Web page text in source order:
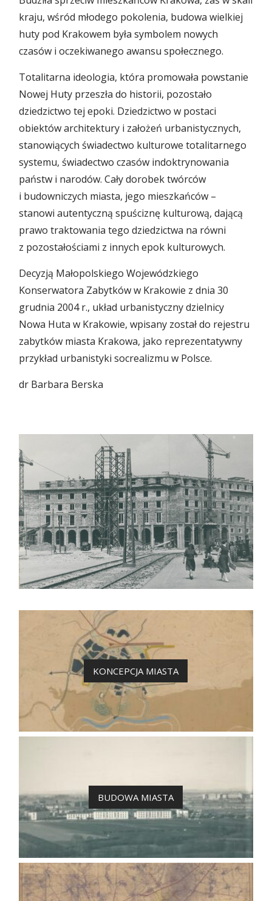
kraju, wśród młodego pokolenia, budowa wielkiej
huty pod Krakowem była symbolem nowych
czasów i oczekiwanego awansu społecznego.
Totalitarna ideologia, która promowała powstanie
Nowej Huty przeszła do historii, pozostało
dziedzictwo tej epoki. Dziedzictwo w postaci
obiektów architektury i założeń urbanistycznych,
stanowiących świadectwo kulturowe totalitarnego
systemu, świadectwo czasów indoktrynowania
państw i narodów. Cały dorobek twórców
i budowniczych miasta, jego mieszkańców –
stanowi autentyczną spuściznę kulturową, dającą
prawo traktowania tego dziedzictwa na równi
z pozostałościami z innych epok kulturowych.
Decyzją Małopolskiego Wojewódzkiego
Konserwatora Zabytków w Krakowie z dnia 30
grudnia 2004 r., układ urbanistyczny dzielnicy
Nowa Huta w Krakowie, wpisany został do rejestru
zabytków miasta Krakowa, jako reprezentatywny
przykład urbanistyki socrealizmu w Polsce.
dr Barbara Berska
KONCEPCJA MIASTA
BUDOWA MIASTA